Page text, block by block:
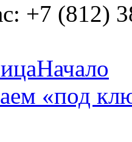
+7 (812)
Начало
«под